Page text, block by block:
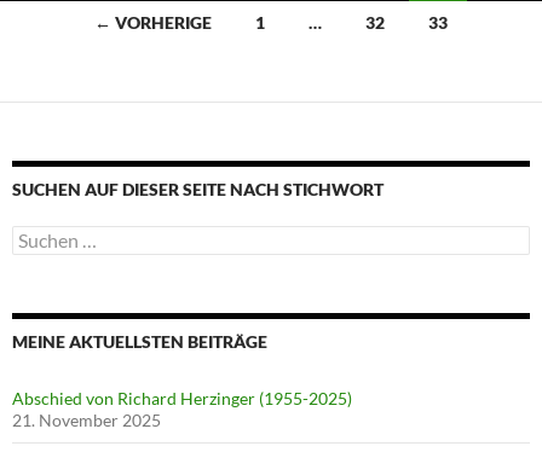
Beitragsnavigation
← VORHERIGE 1 … 32 33
SUCHEN AUF DIESER SEITE NACH STICHWORT
Suche
nach:
MEINE AKTUELLSTEN BEITRÄGE
Abschied von Richard Herzinger (1955-2025)
21. November 2025